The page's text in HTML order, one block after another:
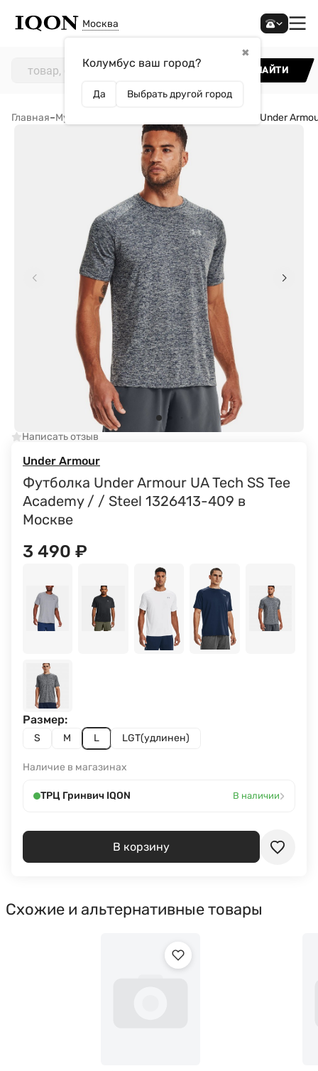
Москва
✖
Колумбус ваш город?
Да Выбрать другой город
НАЙТИ
Главная–Мужчинам Футболка Under
Написать отзыв
Under Armour
Футболка Under Armour UA Tech SS Tee
Academy / / Steel 1326413-409 в
Москве
3 490 ₽
S M L LGT(удлинен)
Размер:
Наличие в магазинах
ТРЦ Гринвич IQON В наличии›
В корзину
Схожие и альтернативные товары